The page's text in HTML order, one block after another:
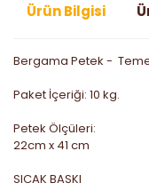
Ürün Bilgisi
Bergama Petek -
Paket İçeriği: 10 kg.
Petek Ölçüleri:
22cm x 41 cm
SICAK BASKI